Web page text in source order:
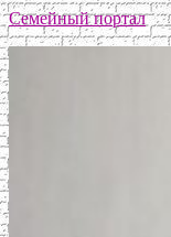
Семейный портал